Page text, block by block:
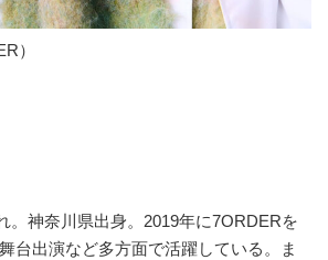
）
。神奈川県出身。2019年に7ORDERを
台出演など多方面で活躍している。ま